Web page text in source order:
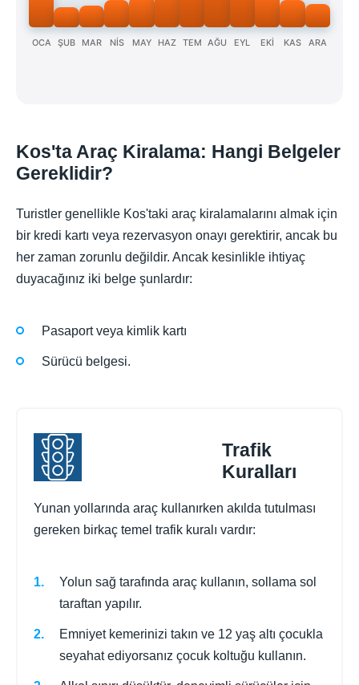
OCA ŞUB MAR NİS MAY HAZ TEM AĞU EYL EKİ KAS ARA
Kos'ta Araç Kiralama: Hangi Belgeler
Gereklidir?
Turistler genellikle Kos'taki araç kiralamalarını almak için
bir kredi kartı veya rezervasyon onayı gerektirir, ancak bu
her zaman zorunlu değildir. Ancak kesinlikle ihtiyaç
duyacağınız iki belge şunlardır:
Pasaport veya kimlik kartı
Sürücü belgesi.
Trafik
Kuralları
Yunan yollarında araç kullanırken akılda tutulması
gereken birkaç temel trafik kuralı vardır:
Yolun sağ tarafında araç kullanın, sollama sol
taraftan yapılır.
Emniyet kemerinizi takın ve 12 yaş altı çocukla
seyahat ediyorsanız çocuk koltuğu kullanın.